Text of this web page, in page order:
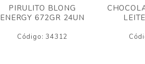
PIRULITO BLONG
ENERGY 672GR 24UN
Código: 34312